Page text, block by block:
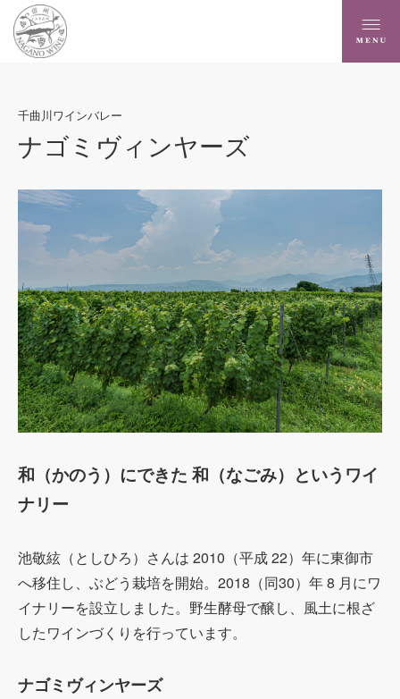
千曲川ワインバレー
ナゴミヴィンヤーズ
和（かのう）にできた 和（なごみ）というワイ
ナリー
池敬絃（としひろ）さんは 2010（平成 22）年に東御市
へ移住し、ぶどう栽培を開始。2018（同30）年 8 月にワ
イナリ ーを設立しました。 野生酵母で醸し、風土に根ざ
したワインづくりを行っています。
ナゴミヴィンヤーズ